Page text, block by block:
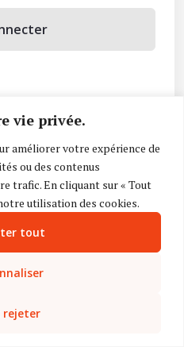
vie privée.
améliorer votre expérience de
ou des contenus
trafic. En cliquant sur « Tout
utilisation des cookies.
rejeter
tout
? Inscrivez-vous